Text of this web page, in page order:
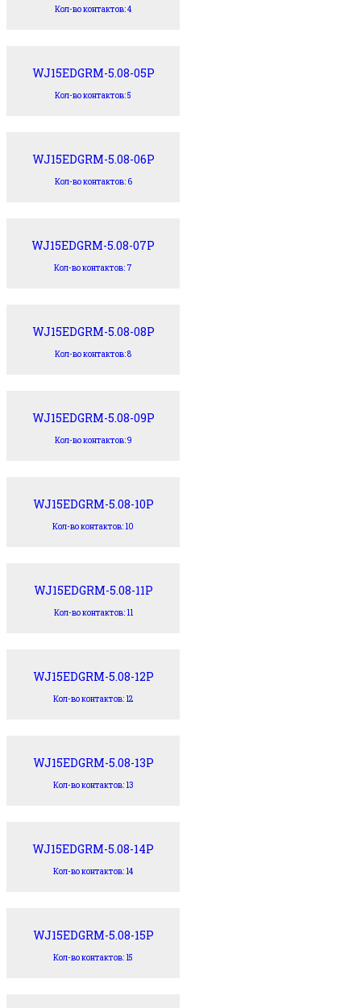
Кол-во контактов: 4
WJ15EDGRM-5.08-05P
Кол-во контактов: 5
WJ15EDGRM-5.08-06P
Кол-во контактов: 6
WJ15EDGRM-5.08-07P
Кол-во контактов: 7
WJ15EDGRM-5.08-08P
Кол-во контактов: 8
WJ15EDGRM-5.08-09P
Кол-во контактов: 9
WJ15EDGRM-5.08-10P
Кол-во контактов: 10
WJ15EDGRM-5.08-11P
Кол-во контактов: 11
WJ15EDGRM-5.08-12P
Кол-во контактов: 12
WJ15EDGRM-5.08-13P
Кол-во контактов: 13
WJ15EDGRM-5.08-14P
Кол-во контактов: 14
WJ15EDGRM-5.08-15P
Кол-во контактов: 15